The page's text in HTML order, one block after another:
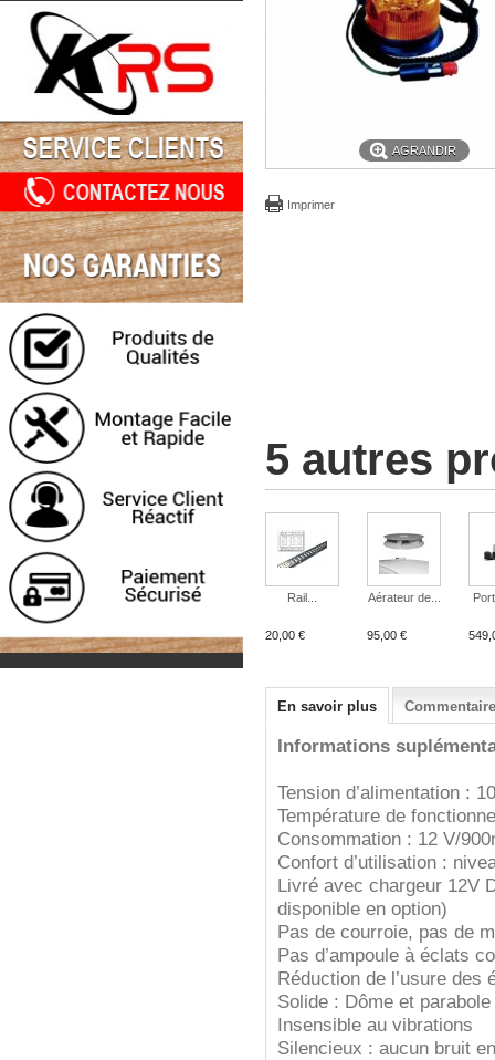
AGRANDIR
Imprimer
5 autres
Rail...
20,00 €
Aérateur de...
95,00 €
En savoir plus
Informations
Tension d’alimentation :
Température de
Consommation : 12 V/
Confort d’utilisation :
Livré avec chargeur 12V
disponible en option)
Pas de courroie, pas de
Pas d’ampoule à éclats
Réduction de l’usure
Solide : Dôme et
Insensible au vibrations
Silencieux : aucun bruit